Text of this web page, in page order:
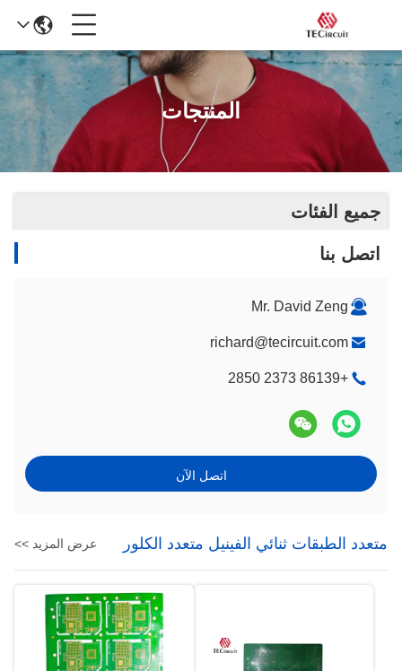
المنتجات
جميع الفئات
اتصل بنا
Mr. David Zeng
richard@tecircuit.com
+86139 2373 2850
اتصل الآن
متعدد الطبقات ثنائي الفينيل متعدد الكلور عرض المزيد >>